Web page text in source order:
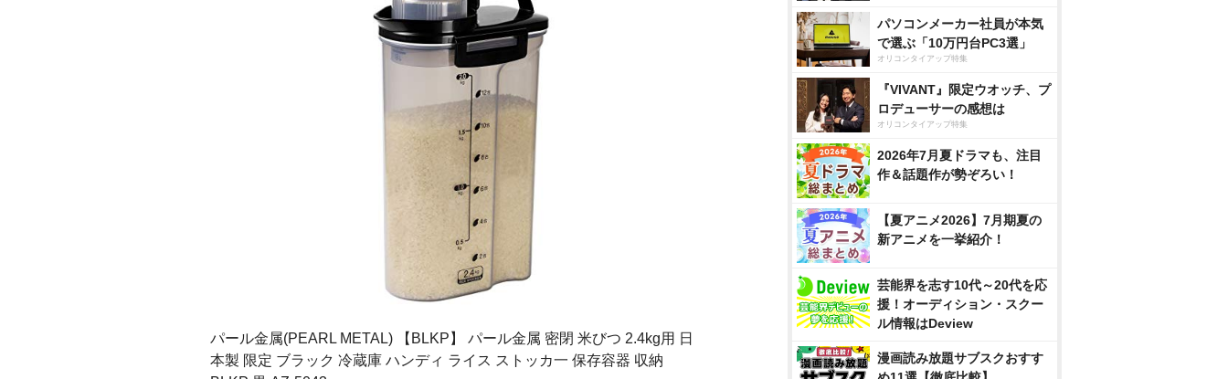
パール金属(PEARL METAL) 【BLKP】 パール金属 密閉 米びつ 2.4kg用 日
本製 限定 ブラック 冷蔵庫 ハンディ ライス ストッカ一 保存容器 収納
パソコンメーカー社員が本気
で選ぶ「10万円台PC3選」
オリコンタイアップ特集
『VIVANT』限定ウオッチ、プ
ロデューサーの感想は
オリコンタイアップ特集
2026年7月夏ドラマも、注目
作＆話題作が勢ぞろい！
【夏アニメ2026】7月期夏の
新アニメを一挙紹介！
芸能界を志す10代～20代を応
援！オーディション・スクー
ル情報はDeview
漫画読み放題サブスクおすす